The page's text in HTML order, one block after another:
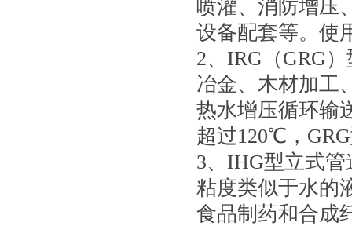
喷灌、消防增压
设备配套等。使
2、IRG（GRG
冶金、木材加工
热水增压循环输
超过120℃，
3、IHG型立式
粘度类似于水的
食品制药和合成